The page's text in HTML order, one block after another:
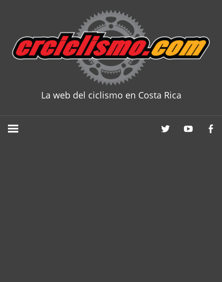
content
La web del ciclismo en Costa Rica